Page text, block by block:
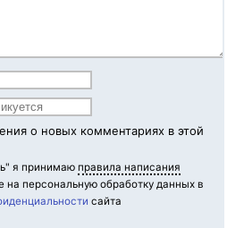
о новых комментариях в этой
я принимаю правила написания
на персональную обработку данных в
сайта